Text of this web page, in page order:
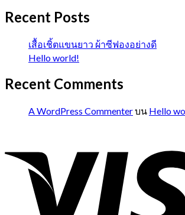
Recent Posts
เสื้อเชิ้ตแขนยาว ผ้าซีฟองอย่างดี
Hello world!
Recent Comments
A WordPress Commenterบน Hello